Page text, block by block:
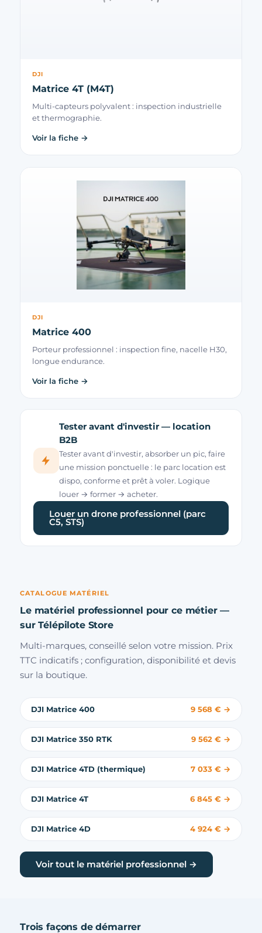
DJI
Matrice 4T (M4T)
Multi-capteurs polyvalent : inspection industrielle
et thermographie.
Voir la fiche →
DJI
Matrice 400
Porteur professionnel : inspection fine, nacelle H30,
longue endurance.
Voir la fiche →
Tester avant d'investir — location
B2B
Tester avant d'investir, absorber un pic, faire
une mission ponctuelle : le parc location est
dispo, conforme et prêt à voler. Logique
louer → former → acheter.
Louer un drone professionnel (parc
C5, STS)
CATALOGUE MATÉRIEL
Le matériel professionnel pour ce métier —
sur Télépilote Store
Multi-marques, conseillé selon votre mission. Prix
TTC indicatifs ; configuration, disponibilité et devis
sur la boutique.
DJI Matrice 400 9 568 € →
DJI Matrice 350 RTK 9 562 € →
DJI Matrice 4TD (thermique) 7 033 € →
DJI Matrice 4T 6 845 € →
DJI Matrice 4D 4 924 € →
Voir tout le matériel professionnel →
Trois façons de démarrer